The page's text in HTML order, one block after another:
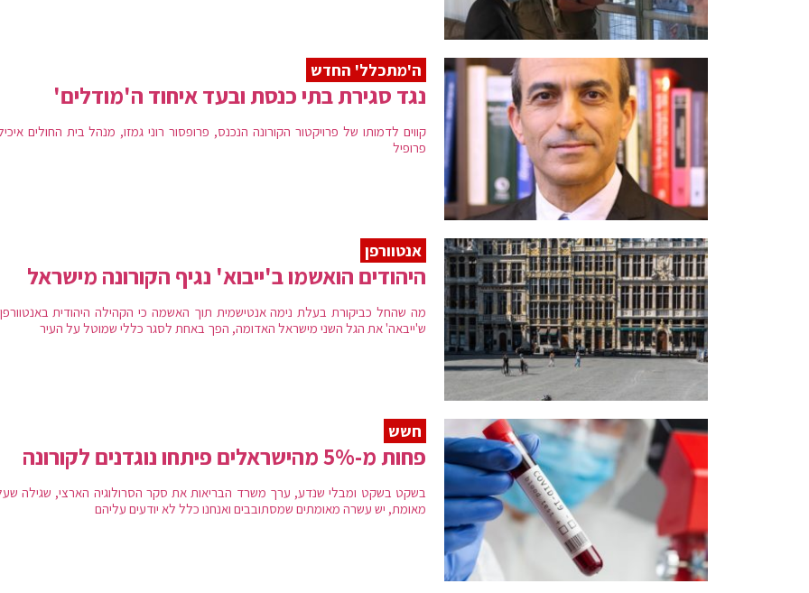
ה'מתכלל' החדש
נגד סגירת בתי כנסת ובעד איחוד ה'מודלים'
קווים לדמותו של פרויקטור הקורונה הנכנס, פרופסור רוני גמזו, מנהל בית החולים
פרופיל
אנטוורפן
היהודים הואשמו ב'ייבוא' נגיף הקורונה מישראל
מה שהחל כביקורת בעלת נימה אנטישמית תוך האשמה כי הקהילה היהודית
ש'ייבאה' את הגל השני מישראל האדומה, הפך באחת לסגר כללי שמוטל על העיר
חשש
פחות מ-5% מהישראלים פיתחו נוגדנים לקורונה
בשקט בשקט ומבלי שנדע, ערך משרד הבריאות את סקר הסרולוגיה הארצי, שגילה
מאומת, יש עשרה מאומתים שמסתובבים ואנחנו כלל לא יודעים עליהם